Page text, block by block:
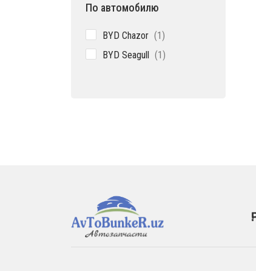
По автомобилю
BYD Chazor 11
BYD Seagull 11